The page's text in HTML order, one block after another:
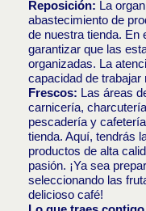
Reposición: La
abastecimiento de
de nuestra tienda. En
garantizar que las
organizadas. La
capacidad de
Frescos: Las áreas
carnicería,
pescadería y
tienda. Aquí, tendrás
productos de alta
pasión. ¡Ya sea
seleccionando las
delicioso café!